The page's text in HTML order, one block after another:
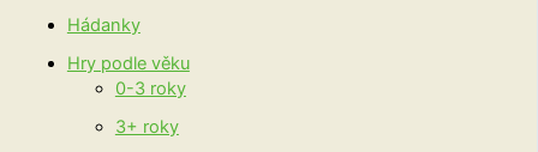
Hádanky
Hry podle věku
0-3 roky
3+ roky